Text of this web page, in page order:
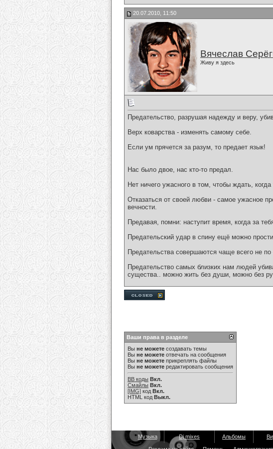
20.07.2010, 11:50
Вячеслав
Живу я здесь
Предательство, разрушая надежду и веру,
Верх коварства - изменять самому себе.
Если ум прячется за разум, то предает язык!
Нас было двое, нас кто-тo предал.
Нет ничего ужасного в том, чтобы ждать,
Отказаться от своей любви - самое ужасное
вечности.
Предавая, помни: наступит время, когда за
Предательский удар в спину ещё можно
Предательства совершаются чаще всего не
Предательство самых близких нам людей
существа.. можно жить без души, можно без
Ваши права в разделе
Вы не можете создавать темы
Вы не можете отвечать на сообщения
Вы не можете прикреплять файлы
Вы не можете редактировать сообщения
BB коды Вкл.
Смайлы Вкл.
[IMG] код Вкл.
HTML код Выкл.
Музыка Dj mixes Альбомы